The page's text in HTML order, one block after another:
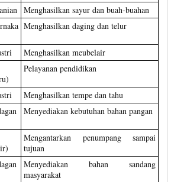
Menghasilkan sayur dan buah-buahan
Menghasilkan daging dan telur
Menghasilkan meubelair
Pelayanan pendidikan
Menghasilkan tempe dan tahu
Menyediakan kebutuhan bahan pangan
Mengantarkan penumpang sampai
tujuan
Menyediakan bahan sandang
masyarakat